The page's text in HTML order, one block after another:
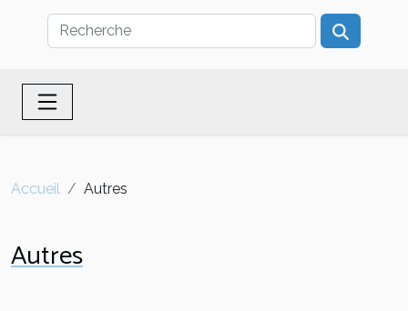
Accueil Autres
Autres